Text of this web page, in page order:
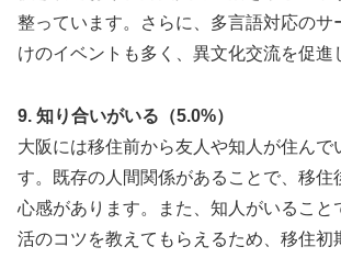
整っています。さらに、多言語対応のサ
けのイベントも多く、異文化交流を促進
9. 知り合いがいる（5.0%）
大阪には移住前から友人や知人が住んで
す。既存の人間関係があることで、移住
心感があります。また、知人がいること
活のコツを教えてもらえるため、移住初